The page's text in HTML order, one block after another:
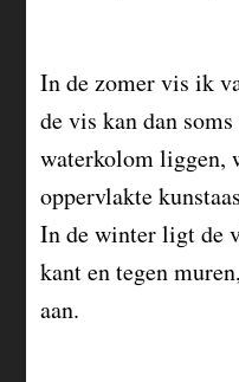
In de zomer vis ik
de vis kan dan
waterkolom liggen,
oppervlakte
In de winter ligt de
kant en tegen
aan.